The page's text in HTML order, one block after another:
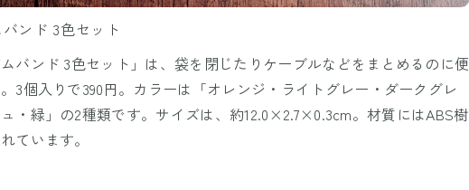
ンド 3色セット
ムバンド 3色セット」は、袋を閉じたりケーブルなどをまとめるのに便
3個入りで390円。カラーは「オレンジ・ライトグレー・ダークグレ
・緑」の2種類です。サイズは、約12.0×2.7×0.3cm。材質にはABS樹
ています。